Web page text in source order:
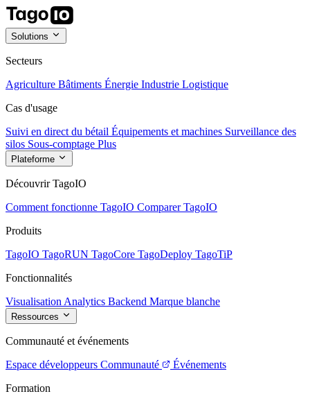
Solutions
Secteurs
Agriculture Bâtiments Énergie Industrie Logistique
Cas d'usage
Suivi en direct du bétail Équipements et machines Surveillance des
silos Sous-comptage Plus
Plateforme
Découvrir TagoIO
Comment fonctionne TagoIO Comparer TagoIO
Produits
TagoIO TagoRUN TagoCore TagoDeploy TagoTiP
Fonctionnalités
Visualisation Analytics Backend Marque blanche
Ressources
Communauté et événements
Espace développeurs Communauté
Événements
Formation